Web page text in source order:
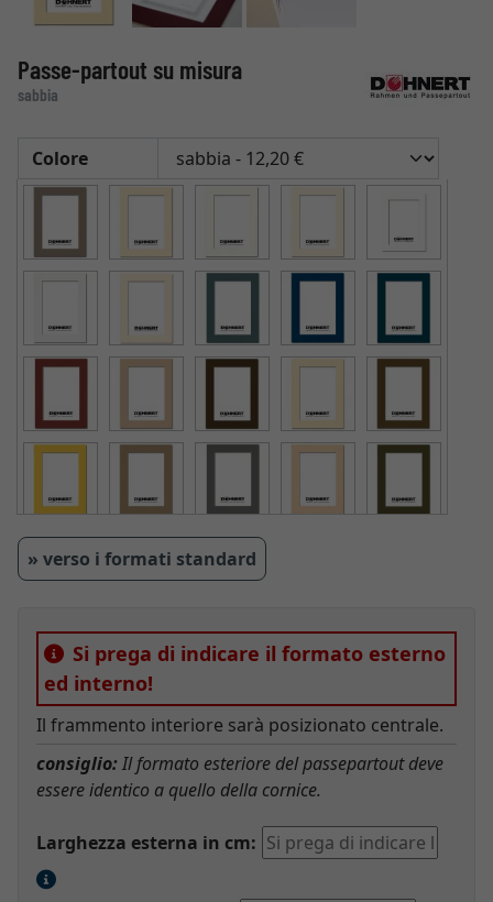
Passe-partout su misura
sabbia
Colore
» verso i formati standard
Si prega di indicare il formato esterno
ed interno!
Il frammento interiore sarà posizionato centrale.
consiglio:Il formato esteriore del passepartout deve
essere identico a quello della cornice.
Larghezza esterna in cm: